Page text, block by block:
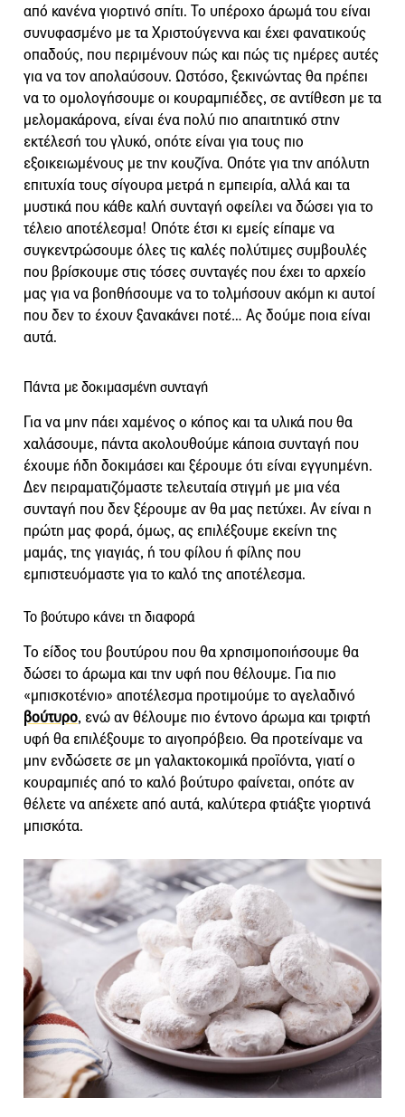
από κανένα γιορτινό σπίτι. Το υπέροχο άρωμά του είναι
συνυφασμένο με τα Χριστούγεννα και έχει φανατικούς
οπαδούς, που περιμένουν πώς και πώς τις ημέρες αυτές
για να τον απολαύσουν. Ωστόσο, ξεκινώντας θα πρέπει
να το ομολογήσουμε οι κουραμπιέδες, σε αντίθεση με τα
μελομακάρονα, είναι ένα πολύ πιο απαιτητικό στην
εκτέλεσή του γλυκό, οπότε είναι για τους πιο
εξοικειωμένους με την κουζίνα. Οπότε για την απόλυτη
επιτυχία τους σίγουρα μετρά η εμπειρία, αλλά και τα
μυστικά που κάθε καλή συνταγή οφείλει να δώσει για το
τέλειο αποτέλεσμα! Οπότε έτσι κι εμείς είπαμε να
συγκεντρώσουμε όλες τις καλές πολύτιμες συμβουλές
που βρίσκουμε στις τόσες συνταγές που έχει το αρχείο
μας για να βοηθήσουμε να το τολμήσουν ακόμη κι αυτοί
που δεν το έχουν ξανακάνει ποτέ… Ας δούμε ποια είναι
αυτά.
Πάντα με δοκιμασμένη συνταγή
Για να μην πάει χαμένος ο κόπος και τα υλικά που θα
χαλάσουμε, πάντα ακολουθούμε κάποια συνταγή που
έχουμε ήδη δοκιμάσει και ξέρουμε ότι είναι εγγυημένη.
Δεν πειραματιζόμαστε τελευταία στιγμή με μια νέα
συνταγή που δεν ξέρουμε αν θα μας πετύχει. Αν είναι η
πρώτη μας φορά, όμως, ας επιλέξουμε εκείνη της
μαμάς, της γιαγιάς, ή του φίλου ή φίλης που
εμπιστευόμαστε για το καλό της αποτέλεσμα.
Το βούτυρο κάνει τη διαφορά
Το είδος του βουτύρου που θα χρησιμοποιήσουμε θα
δώσει το άρωμα και την υφή που θέλουμε. Για πιο
«μπισκοτένιο» αποτέλεσμα προτιμούμε το αγελαδινό
βούτυρο, ενώ αν θέλουμε πιο έντονο άρωμα και τριφτή
υφή θα επιλέξουμε το αιγοπρόβειο. Θα προτείναμε να
μην ενδώσετε σε μη γαλακτοκομικά προϊόντα, γιατί ο
κουραμπιές από το καλό βούτυρο φαίνεται, οπότε αν
θέλετε να απέχετε από αυτά, καλύτερα φτιάξτε γιορτινά
μπισκότα.